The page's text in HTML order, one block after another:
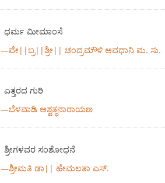
ಧರ್ಮ ಮೀಮಾಂಸೆ
—ವೇ||ಬ್ರ||ಶ್ರೀ|| ಚಂದ್ರಮೌಳಿ ಅವಧಾನಿ ಮ. ಸು.
ಎತ್ತರದ ಗುರಿ
—ಬೆಳವಾಡಿ ಅಶ್ವತ್ಥನಾರಾಯಣ
ಶ್ರೀಗಳವರ ಸಂಶೋಧನೆ
—ಶ್ರೀಮತಿ ಡಾ|| ಹೇಮಲತಾ ಎಸ್.